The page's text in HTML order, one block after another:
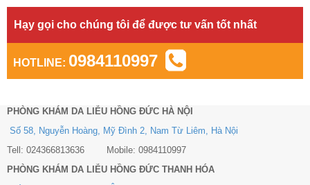
Hạy gọi cho chúng tôi để được tư vấn tốt nhất
HOTLINE: 0984110997
PHÒNG KHÁM DA LIỄU HỒNG ĐỨC HÀ NỘI
Số 58, Nguyễn Hoàng, Mỹ Đình 2, Nam Từ Liêm, Hà Nội
Tell: 024366813636 Mobile: 0984110997
PHÒNG KHÁM DA LIỄU HỒNG ĐỨC THANH HÓA